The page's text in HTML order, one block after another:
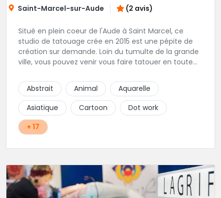
Saint-Marcel-sur-Aude (2 avis)
Situé en plein coeur de l'Aude à Saint Marcel, ce
studio de tatouage crée en 2015 est une pépite de
création sur demande. Loin du tumulte de la grande
ville, vous pouvez venir vous faire tatouer en toute
projet avec Alex. Une superbe adresse dans l'aude.
Abstrait Animal
Aquarelle
Asiatique
Cartoon
Dot work
+ 17